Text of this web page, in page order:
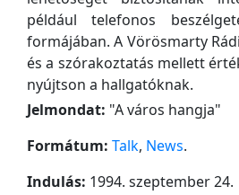
például telefonos
formájában. A Vörösmarty
és a szórakoztatás mellett
nyújtson a hallgatóknak.
Jelmondat: "A város hangja"
Formátum: Talk, News.
Indulás: 1994. szeptember 24.